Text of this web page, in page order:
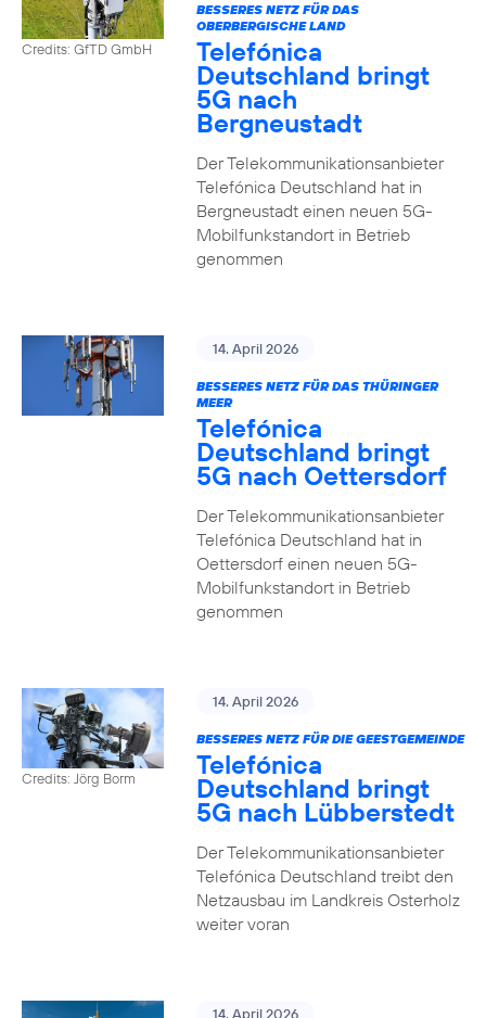
Credits: GfTD GmbH
BESSERES NETZ FÜR DAS
OBERBERGISCHE LAND
Telefónica
Deutschland bringt
5G nach
Bergneustadt
Der Telekommunikationsanbieter
Telefónica Deutschland hat in
Bergneustadt einen neuen 5G-
Mobilfunkstandort in Betrieb
genommen
14. April 2026
BESSERES NETZ FÜR DAS THÜRINGER
MEER
Telefónica
Deutschland bringt
5G nach Oettersdorf
Der Telekommunikationsanbieter
Telefónica Deutschland hat in
Oettersdorf einen neuen 5G-
Mobilfunkstandort in Betrieb
genommen
Credits: Jörg Borm
14. April 2026
BESSERES NETZ FÜR DIE GEESTGEMEINDE
Telefónica
Deutschland bringt
5G nach Lübberstedt
Der Telekommunikationsanbieter
Telefónica Deutschland treibt den
Netzausbau im Landkreis Osterholz
weiter voran
14. April 2026